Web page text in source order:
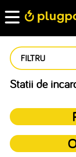
FILTRU
Statii de